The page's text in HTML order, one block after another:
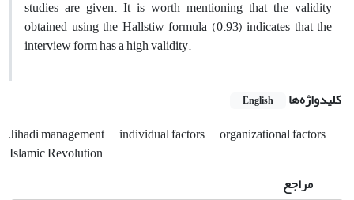
studies are given. It is worth mentioning that the validity
obtained using the Hallstiw formula (0.93) indicates that the
interview form has a high validity.
کلیدواژه‌ها English
Jihadi management individual factors
organizational factors
Islamic Revolution
مراجع